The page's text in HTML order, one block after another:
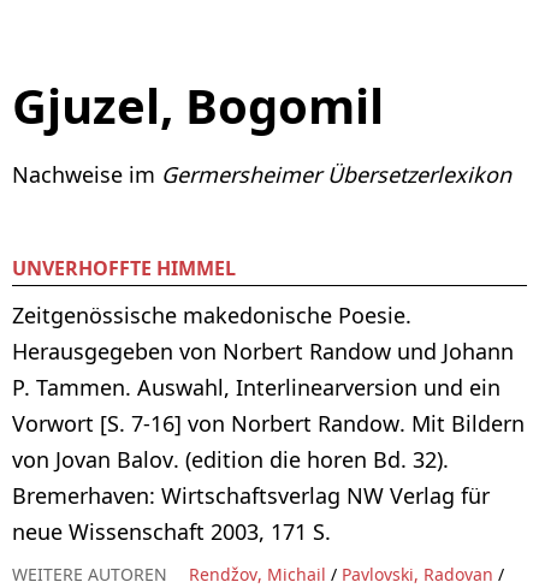
Gjuzel, Bogomil
Nachweise im Germersheimer Übersetzerlexikon
UNVERHOFFTE HIMMEL
Zeitgenössische makedonische Poesie.
Herausgegeben von Norbert Randow und Johann
P. Tammen. Auswahl, Interlinearversion und ein
Vorwort [S. 7-16] von Norbert Randow. Mit Bildern
von Jovan Balov. (edition die horen Bd. 32).
Bremerhaven: Wirtschaftsverlag NW Verlag für
neue Wissenschaft 2003, 171 S.
WEITERE AUTOREN Rendžov, Michail / Pavlovski, Radovan /